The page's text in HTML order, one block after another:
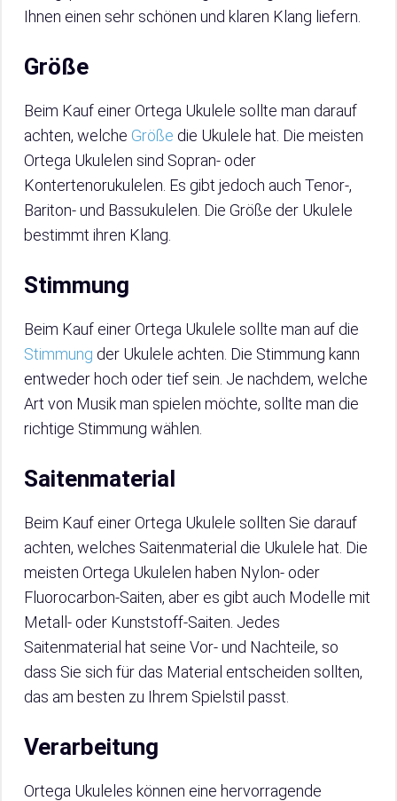
Ihnen einen sehr schönen und klaren Klang liefern.
Größe
Beim Kauf einer Ortega Ukulele sollte man darauf
achten, welche Größe die Ukulele hat. Die meisten
Ortega Ukulelen sind Sopran- oder
Kontertenorukulelen. Es gibt jedoch auch Tenor-,
Bariton- und Bassukulelen. Die Größe der Ukulele
bestimmt ihren Klang.
Stimmung
Beim Kauf einer Ortega Ukulele sollte man auf die
Stimmung der Ukulele achten. Die Stimmung kann
entweder hoch oder tief sein. Je nachdem, welche
Art von Musik man spielen möchte, sollte man die
richtige Stimmung wählen.
Saitenmaterial
Beim Kauf einer Ortega Ukulele sollten Sie darauf
achten, welches Saitenmaterial die Ukulele hat. Die
meisten Ortega Ukulelen haben Nylon- oder
Fluorocarbon-Saiten, aber es gibt auch Modelle mit
Metall- oder Kunststoff-Saiten. Jedes
Saitenmaterial hat seine Vor- und Nachteile, so
dass Sie sich für das Material entscheiden sollten,
das am besten zu Ihrem Spielstil passt.
Verarbeitung
Ortega Ukuleles können eine hervorragende